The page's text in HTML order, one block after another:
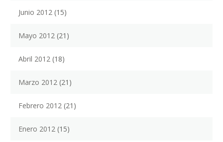
Junio 2012 (15)
Mayo 2012 (21)
Abril 2012 (18)
Marzo 2012 (21)
Febrero 2012 (21)
Enero 2012 (15)